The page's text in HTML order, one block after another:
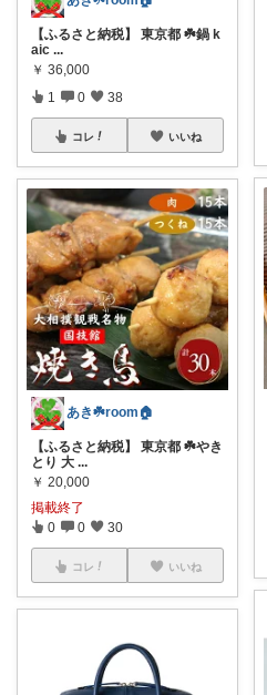
【ふるさと納税】 東京都 ☘️鍋 k
aic ...
￥ 36,000
1 0 38
コレ いいね
あき☘️room🏠
【ふるさと納税】 東京都 ☘️やき
とり 大 ...
￥ 20,000
掲載終了
0 0 30
コレ いいね